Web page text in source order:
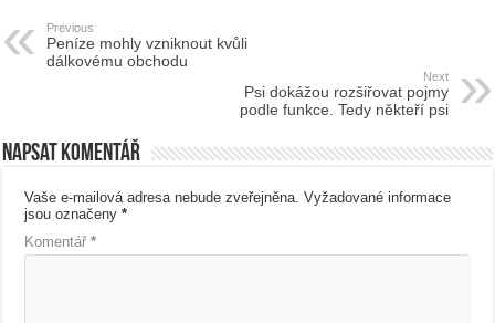
Previous
Peníze mohly vzniknout kvůli
dálkovému obchodu
Next
Psi dokážou rozšiřovat pojmy
podle funkce. Tedy někteří psi
Napsat komentář
Vaše e-mailová adresa nebude zveřejněna. Vyžadované informace
jsou označeny*
Komentář*